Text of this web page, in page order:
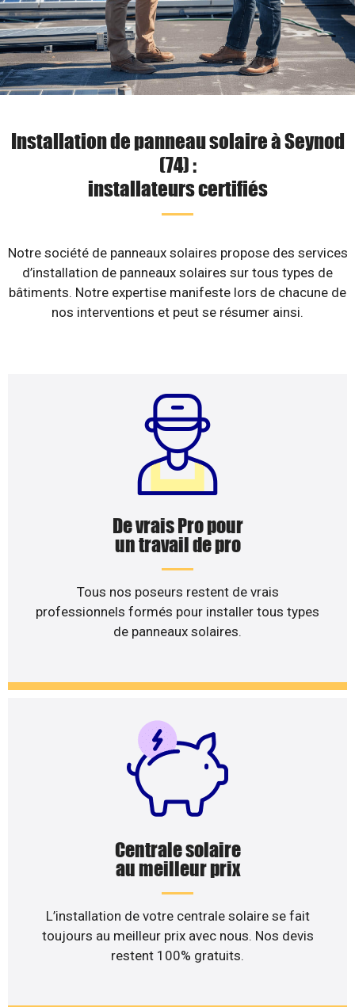
Installation de panneau solaire à Seynod
(74) :
installateurs certifiés
Notre société de panneaux solaires propose des services
d’installation de panneaux solaires sur tous types de
bâtiments. Notre expertise manifeste lors de chacune de
nos interventions et peut se résumer ainsi.
De vrais Pro pour
un travail de pro
Tous nos poseurs restent de vrais
professionnels formés pour installer tous types
de panneaux solaires.
Centrale solaire
au meilleur prix
L’installation de votre centrale solaire se fait
toujours au meilleur prix avec nous. Nos devis
restent 100% gratuits.